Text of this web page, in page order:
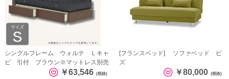
シングルフレーム ウォルテ Ｌキャ
ビ 引付 ブラウン※マットレス別売
￥63,546 (税抜)
[フランスベッド] ソファベッド ピ
ズ
￥80,000 (税抜)